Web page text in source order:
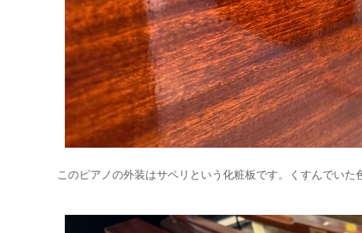
このピアノの外装はサペリという化粧板です。くすんでいた